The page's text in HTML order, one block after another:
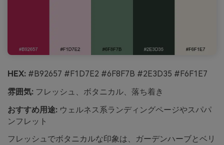
HEX: #B92657 #F1D7E2 #6F8F7B #2E3D35 #F6F1E7
雰囲気: フレッシュ、ボタニカル、落ち着き
おすすめ用途: ウェルネス系ランディングページやスパパ
ンフレット
フレッシュでボタニカルな印象は、ガーデンハーブとベリ